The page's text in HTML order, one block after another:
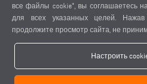
elumatec AG - Pinacher Straße 61 -
все файлы cookie", вы соглашаетесь
для всех указанных целей.
продолжите просмотр сайта, не
Настроить